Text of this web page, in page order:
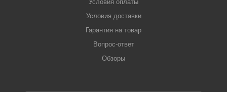
Условия оплаты
Условия доставки
Гарантия на товар
Вопрос-ответ
Обзоры